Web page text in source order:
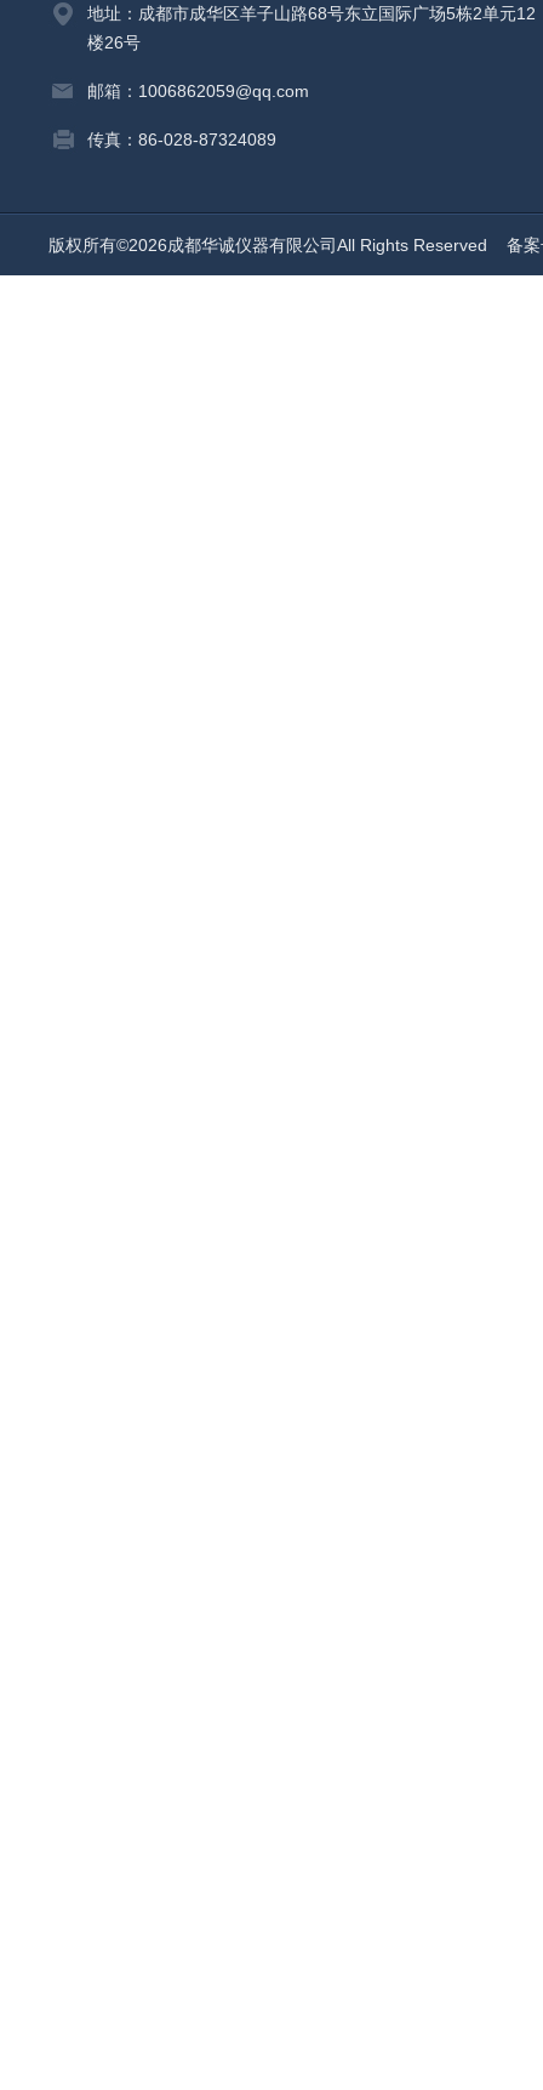
地址：成都市成华区羊子山路68号东立国际广场5栋2单元12
楼26号
邮箱：1006862059@qq.com
传真：86-028-87324089
版权所有©2026成都华诚仪器有限公司All Rights Reserved 备